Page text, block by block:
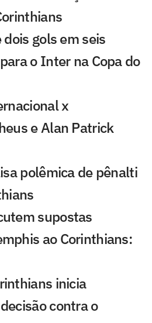
gols em seis
o Inter na Copa do
x
e Alan Patrick
polêmica de pênalti
supostas
ao Corinthians:
inicia
contra o